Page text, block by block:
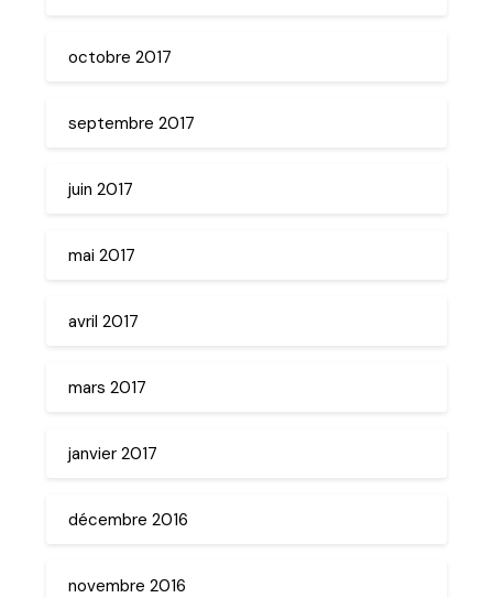
octobre 2017
septembre 2017
juin 2017
mai 2017
avril 2017
mars 2017
janvier 2017
décembre 2016
novembre 2016